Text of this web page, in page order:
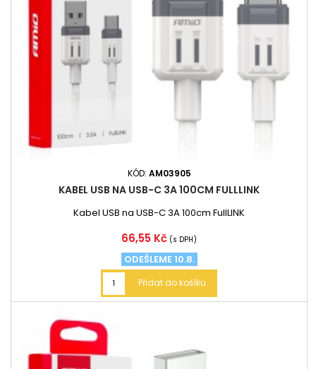
KÓD: AM03905
KABEL USB NA USB-C 3A 100CM FULLLINK
Kabel USB na USB-C 3A 100cm FullLINK
Cena
66,55 Kč (s DPH)
ODEŠLEME 10.8.
Přidat do košíku